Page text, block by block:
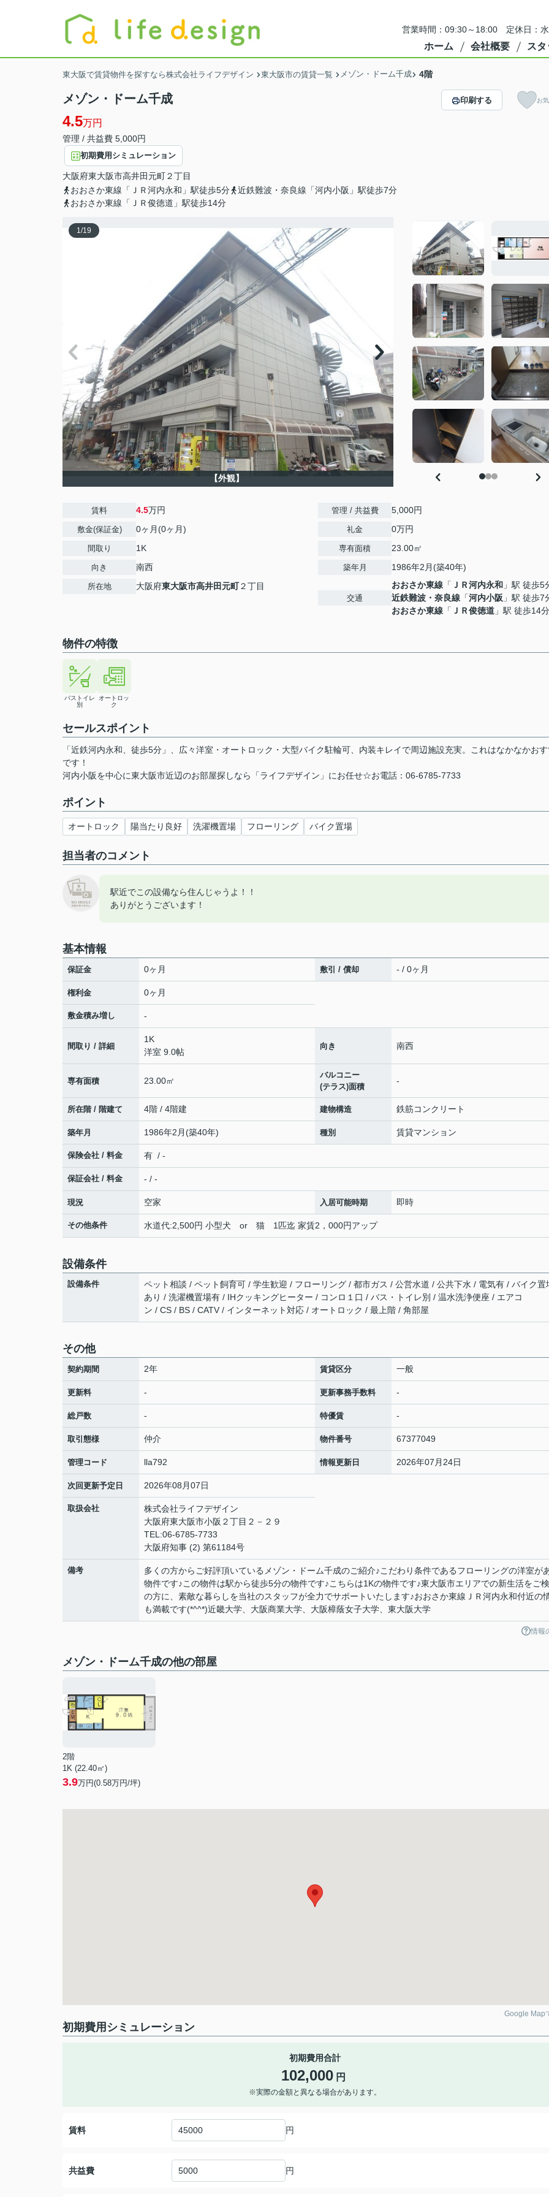
営業時間：09:30～18:00 定休日：
ホーム 会社概要 スタ
東大阪で賃貸物件を探すなら株式会社ライフデザイン 東大阪市の賃貸一覧 メゾン・ドーム千成 4階
メゾン・ドーム千成
4.5万円
管理 / 共益費 5,000円
初期費用シミュレーション
大阪府東大阪市高井田元町２丁目
おおさか東線「ＪＲ河内永和」駅徒歩5分
近鉄難波・奈良線「河内小阪」駅徒歩7分
おおさか東線「ＪＲ俊徳道」駅徒歩14分
印刷する お
1/19
【外観】
賃料 4.5万円
敷金(保証金) 0ヶ月(0ヶ月)
間取り 1K
向き 南西
所在地 大阪府東大阪市高井田元町２丁目
管理 / 共益費 5,000円
礼金 0万円
専有面積 23.00㎡
築年月 1986年2月(築40年)
交通
おおさか東線 「 ＪＲ河内永和 」駅 徒歩5
近鉄難波・奈良線 「河内小阪 」駅 徒歩7
おおさか東線 「 ＪＲ俊徳道 」駅 徒歩14分
物件の特徴
バストイレ
別
オートロッ
ク
セールスポイント
「近鉄河内永和、徒歩5分」、広々洋室・オートロック・大型バイク駐輪可、内装キレイで周辺施設充実。これはなかなかお
です！
河内小阪を中心に東大阪市近辺のお部屋探しなら「ライフデザイン」にお任せ☆お電話：06-6785-7733
ポイント
オートロック 陽当たり良好 洗濯機置場 フローリング バイク置場
担当者のコメント
駅近でこの設備なら住んじゃうよ！！
ありがとうございます！
基本情報
保証金 0ヶ月 敷引 / 償却 - / 0ヶ月
権利金 0ヶ月
敷金積み増し -
間取り / 詳細
1K
洋室 9.0帖
向き 南西
専有面積 23.00㎡
バルコニー
(テラス)面積
-
所在階 / 階建て 4階 / 4階建 建物構造 鉄筋コンクリート
築年月 1986年2月(築40年) 種別 賃貸マンション
保険会社 / 料金 有 / -
保証会社 / 料金 - / -
現況 空家 入居可能時期 即時
その他条件 水道代:2,500円 小型犬 or 猫 1匹迄 家賃2，000円アップ
設備条件
設備条件
ペット相談 / ペット飼育可 / 学生歓迎 / フローリング / 都市ガス / 公営水道 / 公共下水 / 電気有 / バイク置
あり / 洗濯機置場有 / IHクッキングヒーター / コンロ１口 / バス・トイレ別 / 温水洗浄便座 / エアコ
ン / CS / BS / CATV / インターネット対応 / オートロック / 最上階 / 角部屋
その他
契約期間 2年 賃貸区分 一般
更新料 - 更新事務手数料 -
総戸数 - 特優賃 -
取引態様 仲介 物件番号 67377049
管理コード lla792 情報更新日 2026年07月24日
次回更新予定日 2026年08月07日
取扱会社
株式会社ライフデザイン
大阪府東大阪市小阪２丁目２－２９
TEL:06-6785-7733
大阪府知事 (2) 第61184号
備考
多くの方からご好評頂いているメゾン・ドーム千成のご紹介♪こだわり条件であるフローリングの洋室が
物件です♪この物件は駅から徒歩5分の物件です♪こちらは1Kの物件です♪東大阪市エリアでの新生活をご
の方に、素敵な暮らしを当社のスタッフが全力でサポートいたします♪おおさか東線ＪＲ河内永和付近の
も満載です(*^^*)近畿大学、大阪商業大学、大阪樟蔭女子大学、東大阪大学
情報
メゾン・ドーム千成の他の部屋
2階
1K (22.40㎡)
3.9万円(0.58万円/坪)
Google Map
初期費用シミュレーション
初期費用合計
102,000 円
※実際の金額と異なる場合があります。
賃料 円
共益費 円